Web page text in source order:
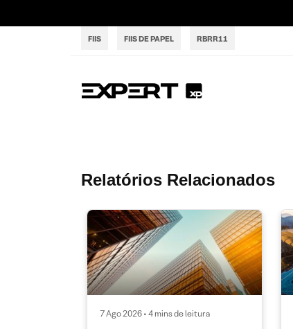
FIIS FIIS DE PAPEL RBRR11
Relatórios Relacionados
7 Ago 2026 • 4 mins de leitura